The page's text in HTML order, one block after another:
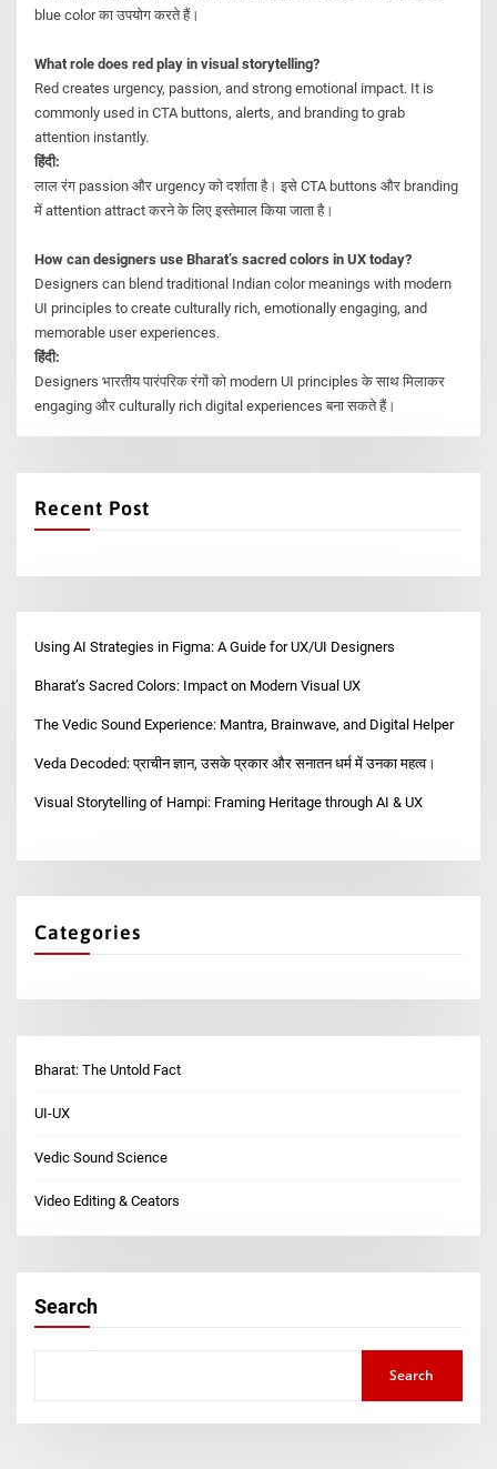
blue color का उपयोग करते हैं।
What role does red play in visual storytelling?
Red creates urgency, passion, and strong emotional impact. It is
commonly used in CTA buttons, alerts, and branding to grab
attention instantly.
हिंदी:
लाल रंग passion और urgency को दर्शाता है। इसे CTA buttons और branding
में attention attract करने के लिए इस्तेमाल किया जाता है।
How can designers use Bharat’s sacred colors in UX today?
Designers can blend traditional Indian color meanings with modern
UI principles to create culturally rich, emotionally engaging, and
memorable user experiences.
हिंदी:
Designers भारतीय पारंपरिक रंगों को modern UI principles के साथ मिलाकर
engaging और culturally rich digital experiences बना सकते हैं।
Recent Post
Using AI Strategies in Figma: A Guide for UX/UI Designers
Bharat’s Sacred Colors: Impact on Modern Visual UX
The Vedic Sound Experience: Mantra, Brainwave, and Digital Helper
Veda Decoded: प्राचीन ज्ञान, उसके प्रकार और सनातन धर्म में उनका महत्व।
Visual Storytelling of Hampi: Framing Heritage through AI & UX
Categories
Bharat: The Untold Fact
UI-UX
Vedic Sound Science
Video Editing & Ceators
Search
Search